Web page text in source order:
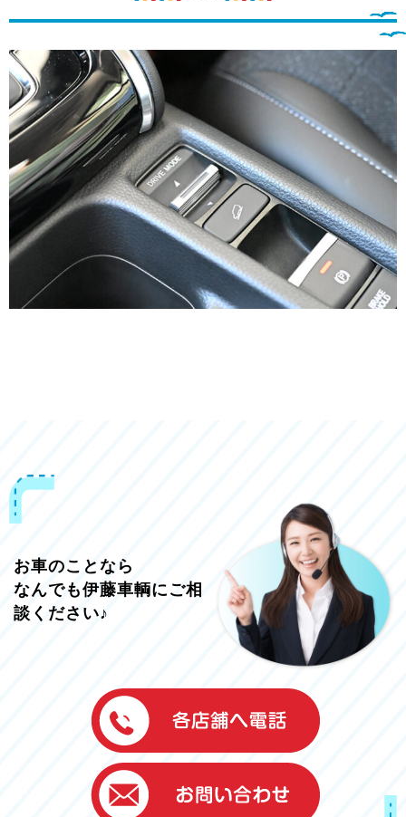
お車のことなら
なんでも伊藤車輌にご相
談ください♪
伊藤車輌（本社）
050-5851-0337
グッドワン浜松
050-5851-0338
浜北店